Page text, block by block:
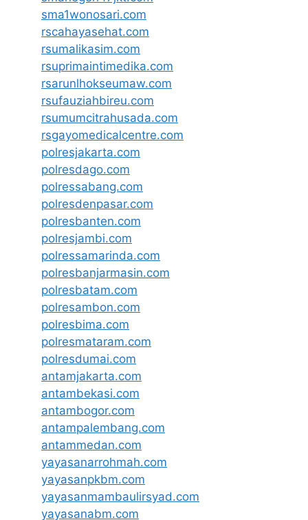
sma1wonosari.com
rscahayasehat.com
rsumalikasim.com
rsuprimaintimedika.com
rsarunlhokseumaw.com
rsufauziahbireu.com
rsumumcitrahusada.com
rsgayomedicalcentre.com
polresjakarta.com
polresdago.com
polressabang.com
polresdenpasar.com
polresbanten.com
polresjambi.com
polressamarinda.com
polresbanjarmasin.com
polresbatam.com
polresambon.com
polresbima.com
polresmataram.com
polresdumai.com
antamjakarta.com
antambekasi.com
antambogor.com
antampalembang.com
antammedan.com
yayasanarrohmah.com
yayasanpkbm.com
yayasanmambaulirsyad.com
yayasanabm.com